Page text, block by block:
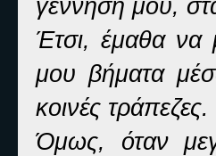
γέννησή μου,
Έτσι, έμαθα να
μου βήματα
κοινές τράπεζες.
Όμως, όταν